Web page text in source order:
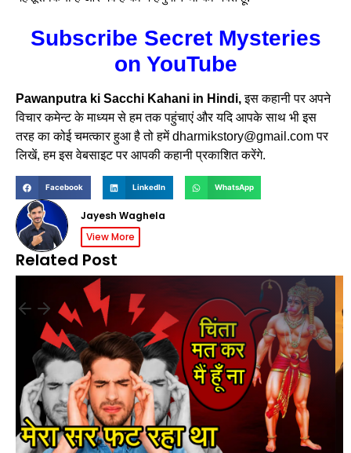
Subscribe Secret Mysteries
on YouTube
Pawanputra ki Sacchi Kahani in Hindi,इस कहानी पर अपने
विचार कमेन्ट के माध्यम से हम तक पहुंचाएं और यदि आपके साथ भी इस
तरह का कोई चमत्कार हुआ है तो हमें dharmikstory@gmail.com पर
लिखें, हम इस वेबसाइट पर आपकी कहानी प्रकाशित करेंगे.
Facebook LinkedIn WhatsApp
Jayesh Waghela
View More
Related Post